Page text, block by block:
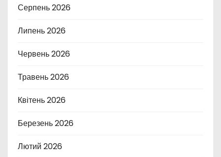
Серпень 2026
Липень 2026
Червень 2026
Травень 2026
Квітень 2026
Березень 2026
Лютий 2026